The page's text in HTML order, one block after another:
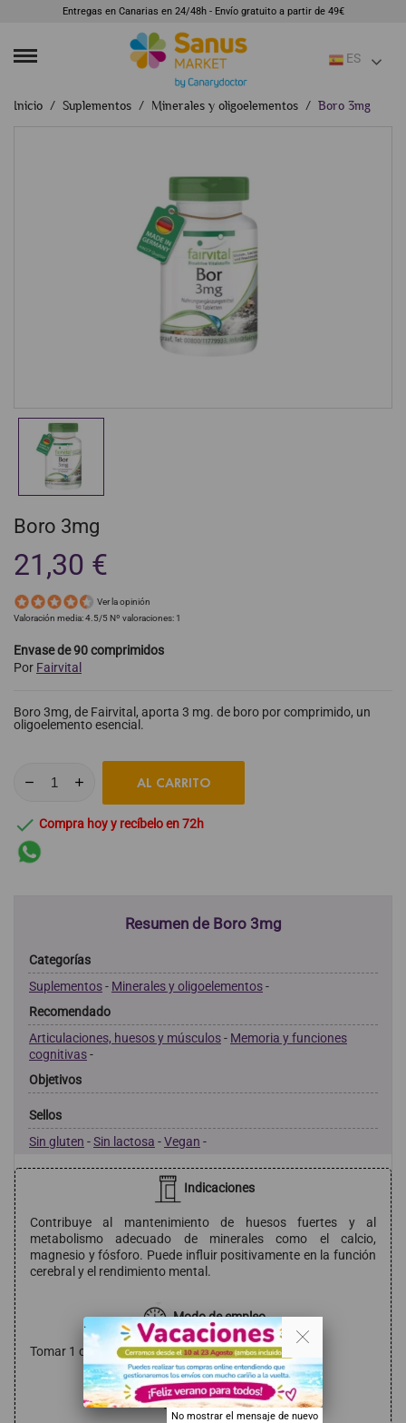
Entregas en Canarias en 24/48h - Envío gratuito a partir de 49€
ES
Inicio Suplementos Minerales y oligoelementos Boro 3mg
Boro 3mg
21,30 €
Ver la opinión
Valoración media:4.5/5 Nº valoraciones: 1
Envase de 90 comprimidos
Por Fairvital
Boro 3mg, de Fairvital, aporta 3 mg. de boro por comprimido, un
oligoelemento esencial.
AL CARRITO
 Compra hoy y recíbelo en 72h
Resumen de Boro 3mg
Categorías
Suplementos- Minerales y oligoelementos-
Recomendado
Articulaciones, huesos y músculos- Memoria y funciones
cognitivas-
Objetivos
Sellos
Sin gluten -Sin lactosa -Vegan -
Indicaciones
Contribuye al mantenimiento de huesos fuertes y al
metabolismo adecuado de minerales como el calcio,
magnesio y fósforo. Puede influir positivamente en la función
cerebral y el rendimiento mental.
Modo de empleo
Tomar 1 comprimido al día con suficiente líquido
Composición
. .
No mostrar el mensaje de nuevo